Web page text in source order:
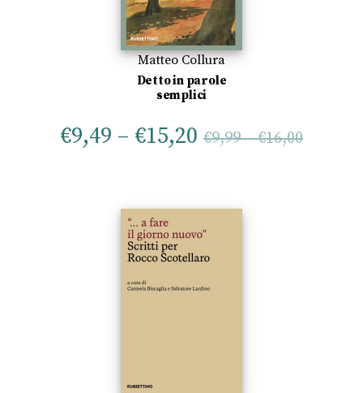
Matteo Collura
Detto in parole
semplici
€9,49 – €15,20 €9,99–€16,00